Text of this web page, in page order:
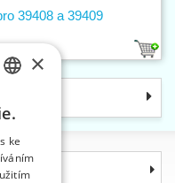
39408 a 39409
ENGLISH
×
ke